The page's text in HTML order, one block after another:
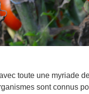
toute une myriade
sont connus